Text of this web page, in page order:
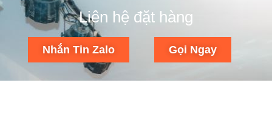
Liên hệ đặt hàng
Nhắn Tin Zalo Gọi Ngay